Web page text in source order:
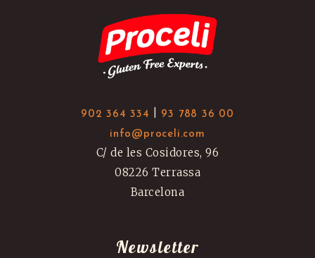
902 364 334
93 788 36 00
info@proceli.com
C/ de les Cosidores, 96
08226 Terrassa
Barcelona
Newsletter